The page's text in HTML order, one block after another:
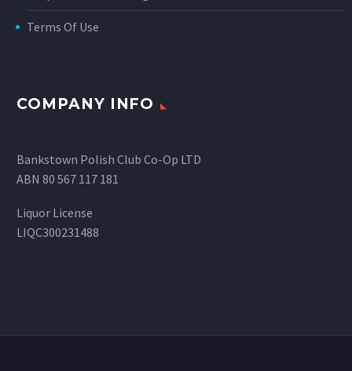
Terms Of Use
COMPANY INFO
Bankstown Polish Club Co-Op LTD
ABN 80 567 117 181
Liquor License
LIQC300231488